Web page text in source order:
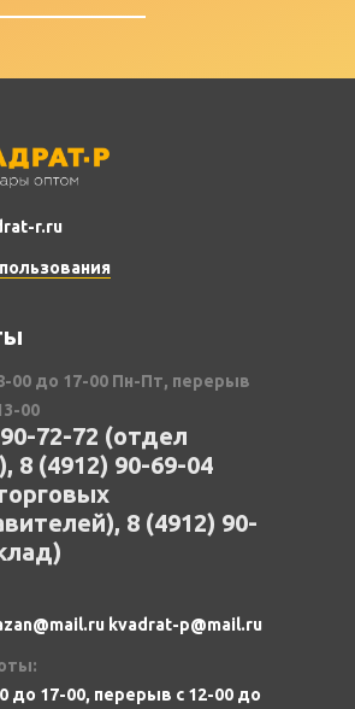
r.ru
00 до 17-00 Пн-Пт, перерыв
00
72-72 (отдел
8 (4912) 90-69-04
8 (4912) 90-
kvadrat-p@mail.ru
до 17-00, перерыв с 12-00 до